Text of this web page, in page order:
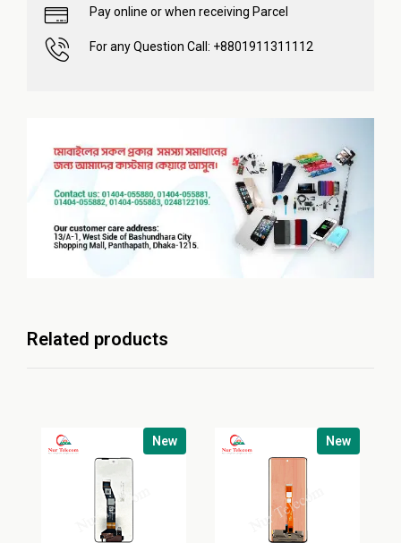
Pay online or when receiving Parcel
For any Question Call: +8801911311112
Related products
New New